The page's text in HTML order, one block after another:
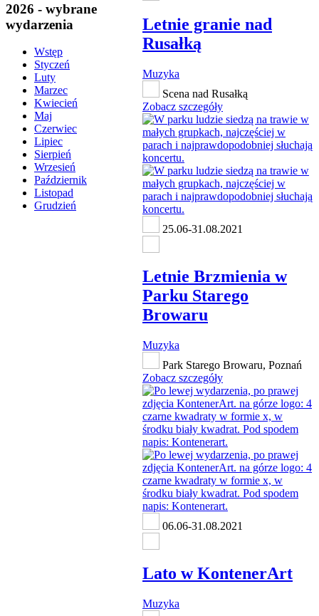
2026 - wybrane
wydarzenia
Wstęp
Styczeń
Luty
Marzec
Kwiecień
Maj
Czerwiec
Lipiec
Sierpień
Wrzesień
Październik
Listopad
Grudzień
Letnie granie nad
Rusałką
Muzyka
Scena nad Rusałką
Zobacz szczegóły
25.06-31.08.2021
Letnie Brzmienia w
Parku Starego
Browaru
Muzyka
Park Starego Browaru, Poznań
Zobacz szczegóły
06.06-31.08.2021
Lato w KontenerArt
Muzyka